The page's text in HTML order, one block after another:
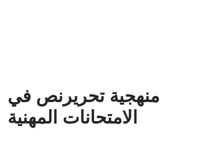
منهجية تحريرنص في
الامتحانات المهنية